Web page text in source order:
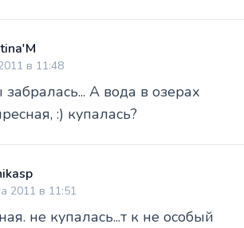
в 11:48
А вода в озерах
:) купалась?
2011 в 11:51
не купалась...т к не особый